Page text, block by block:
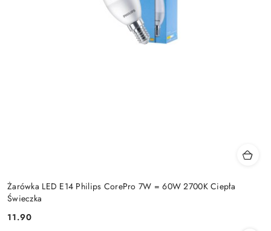
Żarówka LED E14 Philips CorePro 7W = 60W 2700K Ciepła
Świeczka
Cena:
11.90